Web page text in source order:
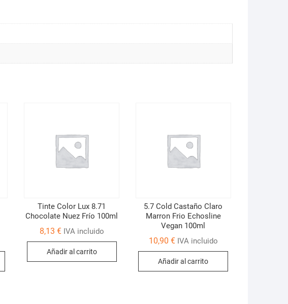
Tinte Color Lux 8.71
Chocolate Nuez Frío 100ml
8,13 € IVA incluido
Añadir al carrito
5.7 Cold Castaño Claro
Marron Frio Echosline
Vegan 100ml
10,90 € IVA incluido
Añadir al carrito